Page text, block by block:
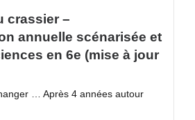
crassier –
annuelle scénarisée et
en 6e (mise à jour
… Après 4 années autour